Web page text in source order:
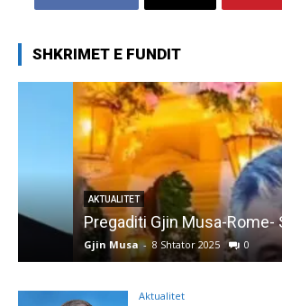
SHKRIMET E FUNDIT
Pregaditi Gjin Musa-Rome- Shtator
- 8 Shtator 2025 0
Aktualitet